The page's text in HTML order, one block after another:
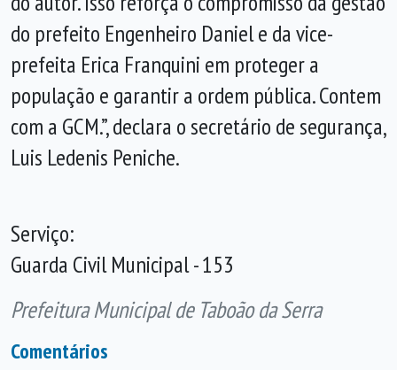
do prefeito Engenheiro Daniel e da vice-
prefeita Erica Franquini em proteger a
população e garantir a ordem pública. Contem
com a GCM.”, declara o secretário de segurança,
Luis Ledenis Peniche.
Serviço:
Guarda Civil Municipal - 153
Prefeitura Municipal de Taboão da Serra
Comentários